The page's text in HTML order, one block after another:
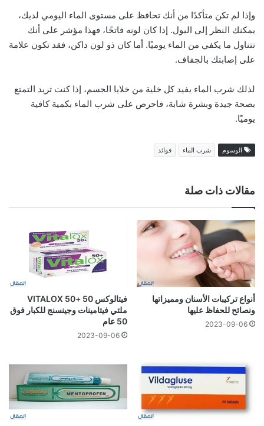
وإذا لم تكن متأكدًا من أنك تحافظ على مستوى الماء اليومي لديك،
يمكنك النظر إلى البول. إذا كان لونه فاتحًا، فهذا مؤشر على أنك
تتناول ما يكفي من الماء يوميًا. أما كان ذو لون داكن، فقد تكون علامة
على إصابتك بالجفاف.
لذلك شرب الماء يفيد كل خلية من خلايا الجسم، إذا كنت تريد التمتع
بصحة جيدة وبشرة شابة، فاحرص على شرب الماء بكمية كافية
يوميًا.
الوسوم شرب الماء فوائد
مقالات ذات صلة
أنواع تركيبات الأسنان ومميزاتها
ونصائح للحفاظ عليها
2023-09-06
فيتالوكس 50 +VITALOX 50
ملتي فيتامينات وجينسنج للكبار فوق
50 عام
2023-09-06